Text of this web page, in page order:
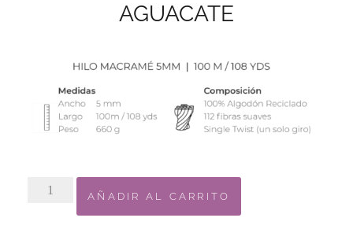
AGUACATE
AÑADIR AL CARRITO